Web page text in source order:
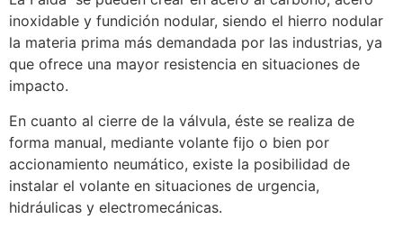
inoxidable y fundición nodular, siendo el hierro nodular
la materia prima más demandada por las industrias, ya
que ofrece una mayor resistencia en situaciones de
impacto.
En cuanto al cierre de la válvula, éste se realiza de
forma manual, mediante volante fijo o bien por
accionamiento neumático, existe la posibilidad de
instalar el volante en situaciones de urgencia,
hidráulicas y electromecánicas.